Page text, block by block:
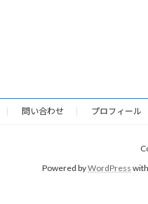
問い合わせ プロフィール
Powered byWordPress with